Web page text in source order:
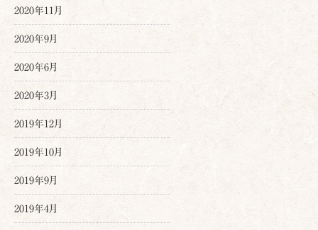
2020年11月
2020年9月
2020年6月
2020年3月
2019年12月
2019年10月
2019年9月
2019年4月